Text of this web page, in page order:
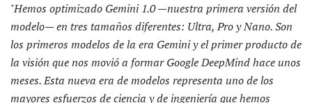
"Hemos optimizado Gemini 1.0 —nuestra primera versión del
modelo— en tres tamaños diferentes: Ultra, Pro y Nano. Son
los primeros modelos de la era Gemini y el primer producto de
la visión que nos movió a formar Google DeepMind hace unos
meses. Esta nueva era de modelos representa uno de los
mayores esfuerzos de ciencia y de ingeniería que hemos